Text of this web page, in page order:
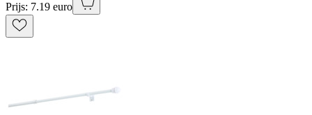
Prijs: 7.19 euro